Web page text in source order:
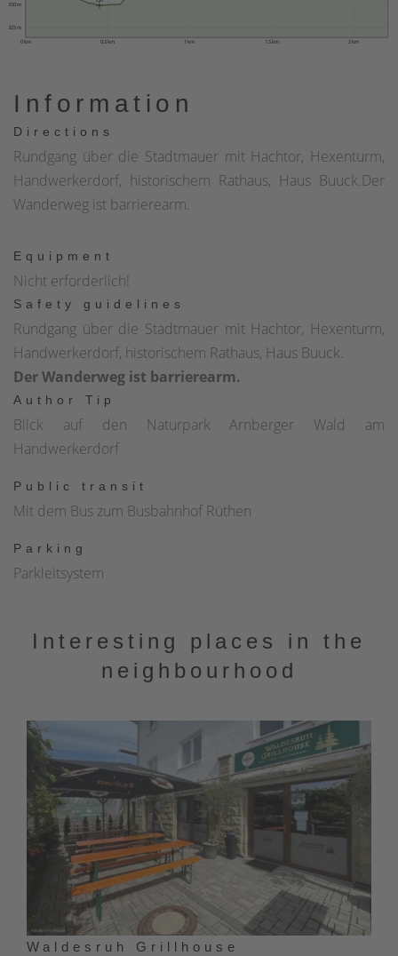
0 km 0.5 km 1 km 1.5 km 2 km
325 m
350 m
Information
Directions
Rundgang über die Stadtmauer mit Hachtor, Hexenturm,
Handwerkerdorf, historischem Rathaus, Haus Buuck.Der
Wanderweg ist barrierearm.
Equipment
Nicht erforderlich!
Safety guidelines
Rundgang über die Stadtmauer mit Hachtor, Hexenturm,
Handwerkerdorf, historischem Rathaus, Haus Buuck.
Der Wanderweg ist barrierearm.
Author Tip
Blick auf den Naturpark Arnberger Wald am
Handwerkerdorf
Public transit
Mit dem Bus zum Busbahnhof Rüthen
Parking
Parkleitsystem
Interesting places in the
neighbourhood
Waldesruh Grillhouse